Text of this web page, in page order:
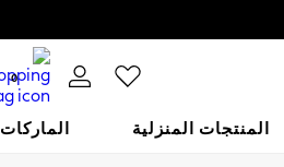
0
المنتجات المنزلية الماركات